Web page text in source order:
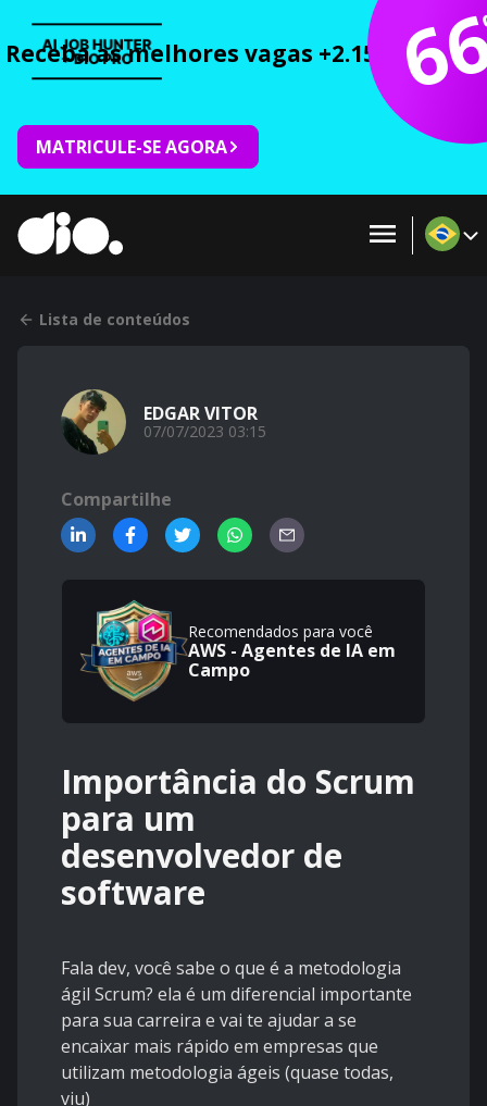
Receba as melhores vagas +2.150 cursos
MATRICULE-SE AGORA
Lista de conteúdos
EDGAR VITOR
07/07/2023 03:15
Compartilhe
Recomendados para você
AWS - Agentes de IA em
Campo
Importância do Scrum
para um
desenvolvedor de
software
Fala dev, você sabe o que é a metodologia
ágil Scrum? ela é um diferencial importante
para sua carreira e vai te ajudar a se
encaixar mais rápido em empresas que
utilizam metodologia ágeis (quase todas,
viu)